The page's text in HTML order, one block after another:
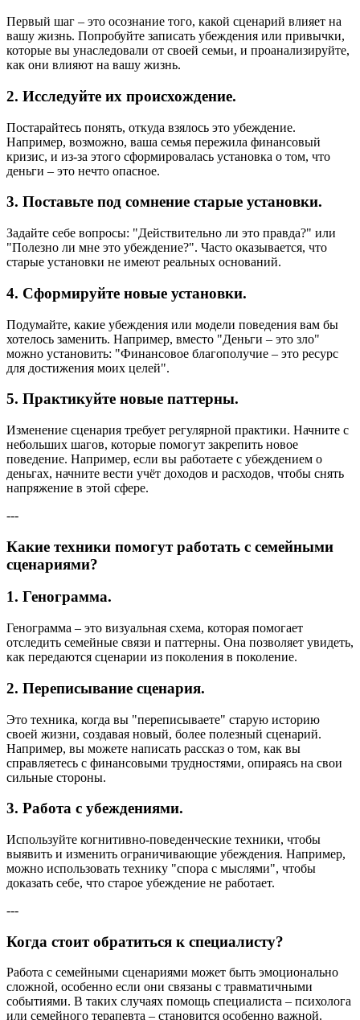
Первый шаг – это осознание того, какой сценарий влияет на
вашу жизнь. Попробуйте записать убеждения или привычки,
которые вы унаследовали от своей семьи, и проанализируйте,
как они влияют на вашу жизнь.
2. Исследуйте их происхождение.
Постарайтесь понять, откуда взялось это убеждение.
Например, возможно, ваша семья пережила финансовый
кризис, и из-за этого сформировалась установка о том, что
деньги – это нечто опасное.
3. Поставьте под сомнение старые установки.
Задайте себе вопросы: "Действительно ли это правда?" или
"Полезно ли мне это убеждение?". Часто оказывается, что
старые установки не имеют реальных оснований.
4. Сформируйте новые установки.
Подумайте, какие убеждения или модели поведения вам бы
хотелось заменить. Например, вместо "Деньги – это зло"
можно установить: "Финансовое благополучие – это ресурс
для достижения моих целей".
5. Практикуйте новые паттерны.
Изменение сценария требует регулярной практики. Начните с
небольших шагов, которые помогут закрепить новое
поведение. Например, если вы работаете с убеждением о
деньгах, начните вести учёт доходов и расходов, чтобы снять
напряжение в этой сфере.
---
Какие техники помогут работать с семейными
сценариями?
1. Генограмма.
Генограмма – это визуальная схема, которая помогает
отследить семейные связи и паттерны. Она позволяет увидеть,
как передаются сценарии из поколения в поколение.
2. Переписывание сценария.
Это техника, когда вы "переписываете" старую историю
своей жизни, создавая новый, более полезный сценарий.
Например, вы можете написать рассказ о том, как вы
справляетесь с финансовыми трудностями, опираясь на свои
сильные стороны.
3. Работа с убеждениями.
Используйте когнитивно-поведенческие техники, чтобы
выявить и изменить ограничивающие убеждения. Например,
можно использовать технику "спора с мыслями", чтобы
доказать себе, что старое убеждение не работает.
---
Когда стоит обратиться к специалисту?
Работа с семейными сценариями может быть эмоционально
сложной, особенно если они связаны с травматичными
событиями. В таких случаях помощь специалиста – психолога
или семейного терапевта – становится особенно важной.